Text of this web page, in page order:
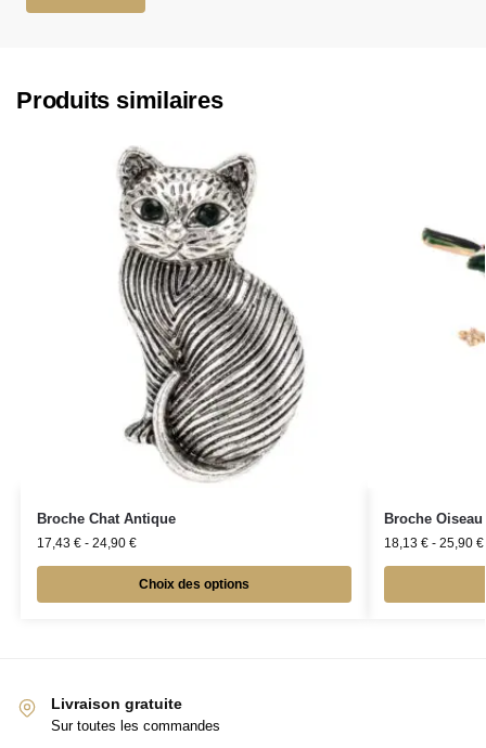
Produits similaires
Broche Chat Antique
17,43 €- 24,90 €
Choix des options
Broche
18,13 €- 25,90 €
Livraison gratuite
Sur toutes les commandes